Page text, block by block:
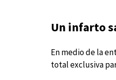
Un infarto
En medio de la
total exclusiva